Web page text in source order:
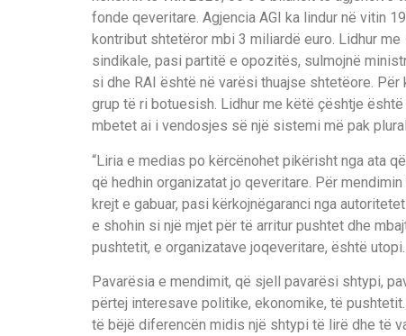
fonde qeveritare. Agjencia AGI ka lindur në vitin
kontribut shtetëror mbi 3 miliardë euro. Lidhur
sindikale, pasi partitë e opozitës, sulmojnë
si dhe RAI është në varësi thuajse shtetëore. Për
grup të ri botuesish. Lidhur me këtë çështje është
mbetet ai i vendosjes së një sistemi më pak
“Liria e medias po kërcënohet pikërisht nga ata që
që hedhin organizatat jo qeveritare. Për mendimin
krejt e gabuar, pasi kërkojnëgaranci nga autoritetet
e shohin si një mjet për të arritur pushtet dhe
pushtetit, e organizatave joqeveritare, është utopi.
Pavarësia e mendimit, që sjell pavarësi shtypi,
përtej interesave politike, ekonomike, të pushtetit.
të bëjë diferencën midis një shtypi të lirë dhe të